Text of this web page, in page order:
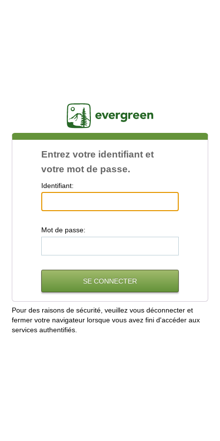
Entrez votre identifiant et
votre mot de passe.
Identifiant:
Mot de passe:
Pour des raisons de sécurité, veuillez vous déconnecter et
fermer votre navigateur lorsque vous avez fini d'accéder aux
services authentifiés.